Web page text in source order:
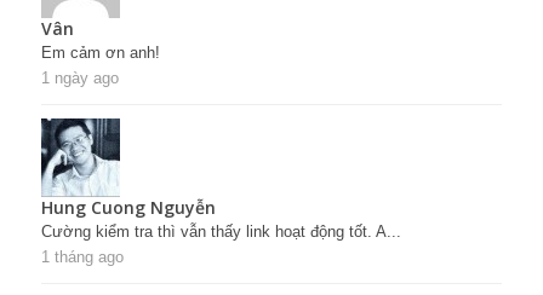
Vân
Em cảm ơn anh!
1 ngày ago
Hung Cuong Nguyễn
Cường kiểm tra thì vẫn thấy link hoạt động tốt. A...
1 tháng ago